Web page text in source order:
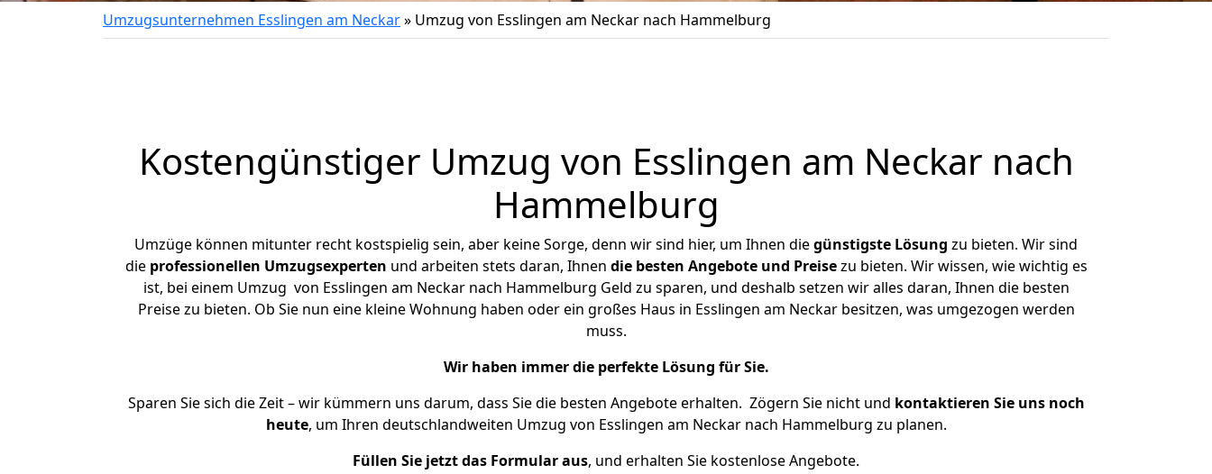
Umzugsunternehmen Esslingen am Neckar» Umzug von Esslingen am Neckar nach Hammelburg
Kostengünstiger Umzug von Esslingen am Neckar nach
Hammelburg
Umzüge können mitunter recht kostspielig sein, aber keine Sorge, denn wir sind hier, um Ihnen diegünstigste Lösung zu bieten. Wir sind
die professionellen Umzugsexperten und arbeiten stets daran, Ihnen die besten Angebote und Preisezu bieten. Wir wissen, wie wichtig es
ist, bei einem Umzug von Esslingen am Neckar nach Hammelburg Geld zu sparen, und deshalb setzen wir alles daran, Ihnen die besten
Preise zu bieten. Ob Sie nun eine kleine Wohnung haben oder ein großes Haus in Esslingen am Neckar besitzen, was umgezogen werden
muss.
Wir haben immer die perfekte Lösung für Sie.
Sparen Sie sich die Zeit – wir kümmern uns darum, dass Sie die besten Angebote erhalten. Zögern Sie nicht und kontaktieren Sie uns noch
heute, um Ihren deutschlandweiten Umzug von Esslingen am Neckar nach Hammelburg zu planen.
Füllen Sie jetzt das Formular aus, und erhalten Sie kostenlose Angebote.